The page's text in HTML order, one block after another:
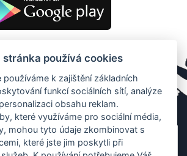
stránka používá cookies
používáme k zajištění základních
funkcí sociálních sítí, analýze
obsahu reklam.
které využíváme pro sociální média,
mohou tyto údaje zkombinovat s
které jste jim poskytli při